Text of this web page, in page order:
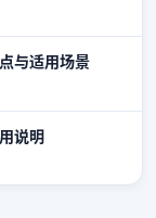
与适用场景
说明